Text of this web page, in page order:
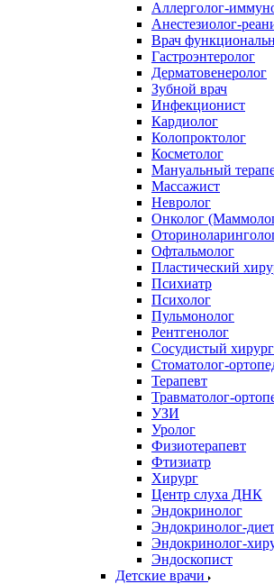
Аллерголог-
Анестезиолог-
Врач
Гастроэнтеролог
Дерматовенеролог
Зубной врач
Инфекционист
Кардиолог
Колопроктолог
Косметолог
Мануальный
Массажист
Невролог
Онколог
Офтальмолог
Пластический
Психиатр
Психолог
Пульмонолог
Рентгенолог
Сосудистый
Стоматолог-
Терапевт
Травматолог-
УЗИ
Уролог
Физиотерапевт
Фтизиатр
Хирург
Центр слуха ДНК
Эндокринолог
Эндокринолог-
Эндокринолог-
Эндоскопист
Детские врачи